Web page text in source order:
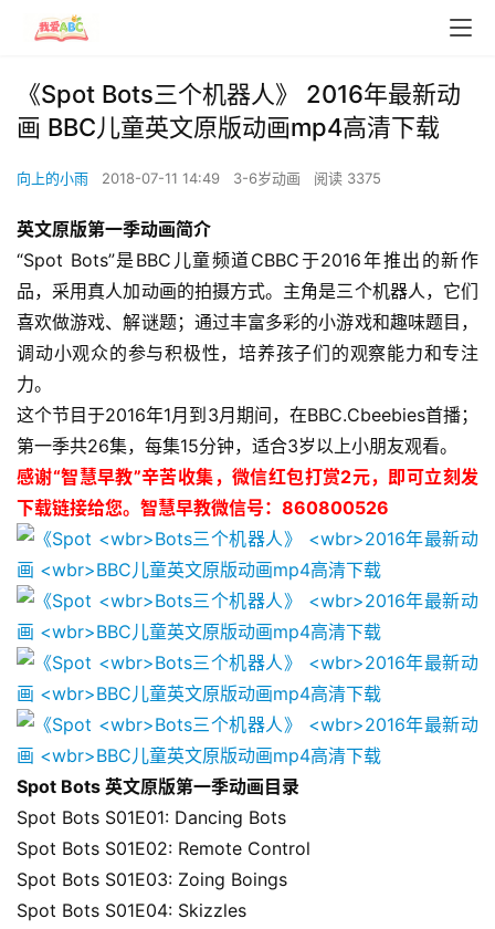
《Spot Bots三个机器人》 2016年最新动
画 BBC儿童英文原版动画mp4高清下载
向上的小雨 2018-07-11 14:49 3-6岁动画 阅读 3375
英文原版第一季动画简介
“Spot Bots”是BBC儿童频道CBBC于2016年推出的新作
品，采用真人加动画的拍摄方式。主角是三个机器人，它们
喜欢做游戏、解谜题；通过丰富多彩的小游戏和趣味题目，
调动小观众的参与积极性，培养孩子们的观察能力和专注
力。
这个节目于2016年1月到3月期间，在BBC.Cbeebies首播；
第一季共26集，每集15分钟，适合3岁以上小朋友观看。
感谢“智慧早教”辛苦收集，微信红包打赏2元，即可立刻发
下载链接给您。智慧早教微信号：860800526
Spot Bots 英文原版第一季动画目录
Spot Bots S01E01: Dancing Bots
Spot Bots S01E02: Remote Control
Spot Bots S01E03: Zoing Boings
Spot Bots S01E04: Skizzles